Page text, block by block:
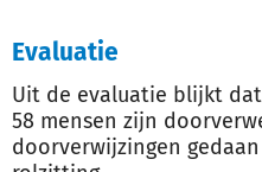
Evaluatie
Uit de evaluatie blijkt
58 mensen zijn
doorverwijzingen